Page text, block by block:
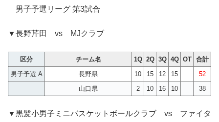
男子予選リーグ 第3試合
▼長野芹田 vs MJクラブ
区分 チーム名 1Q 2Q 3Q 4Q OT
合計
男子予選 A
長野県 10 15 12 15
52
山口県
2 10 16 10 38
▼黒髪小男子ミニバスケットボールクラブ vs ファイタ